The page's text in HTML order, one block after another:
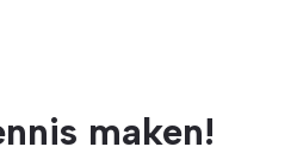
maken!